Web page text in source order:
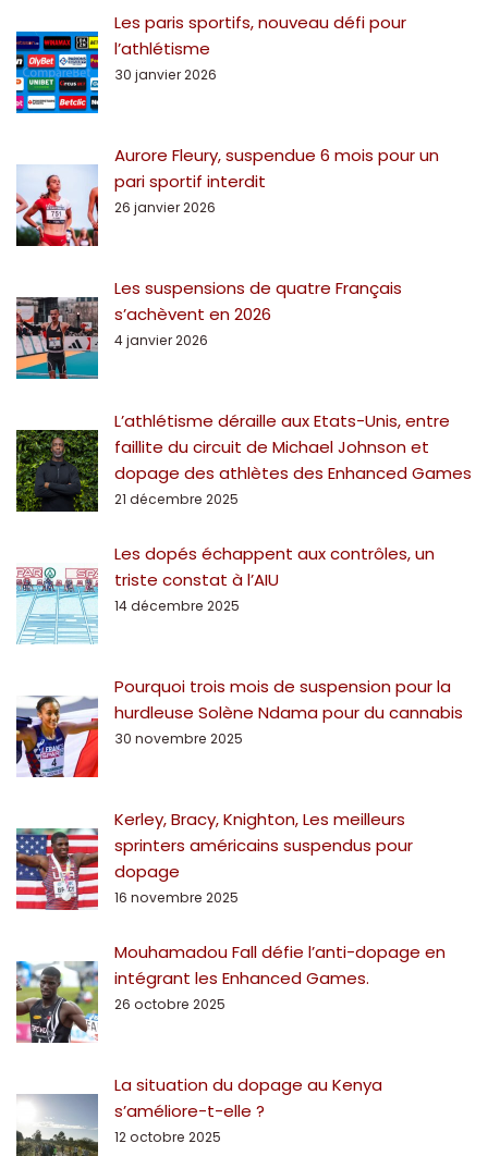
Les paris sportifs, nouveau défi pour
l’athlétisme
30 janvier 2026
Aurore Fleury, suspendue 6 mois pour un
pari sportif interdit
26 janvier 2026
Les suspensions de quatre Français
s’achèvent en 2026
4 janvier 2026
L’athlétisme déraille aux Etats-Unis, entre
faillite du circuit de Michael Johnson et
dopage des athlètes des Enhanced Games
21 décembre 2025
Les dopés échappent aux contrôles, un
triste constat à l’AIU
14 décembre 2025
Pourquoi trois mois de suspension pour la
hurdleuse Solène Ndama pour du cannabis
30 novembre 2025
Kerley, Bracy, Knighton, Les meilleurs
sprinters américains suspendus pour
dopage
16 novembre 2025
Mouhamadou Fall défie l’anti-dopage en
intégrant les Enhanced Games.
26 octobre 2025
La situation du dopage au Kenya
s’améliore-t-elle ?
12 octobre 2025